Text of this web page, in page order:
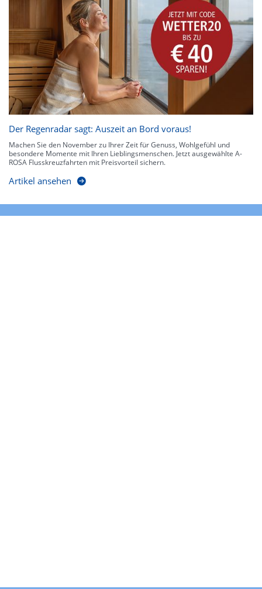
Der Regenradar sagt: Auszeit an Bord voraus!
Machen Sie den November zu Ihrer Zeit für Genuss, Wohlgefühl und
besondere Momente mit Ihren Lieblingsmenschen. Jetzt ausgewählte A-
ROSA Flusskreuzfahrten mit Preisvorteil sichern.
Artikel ansehen